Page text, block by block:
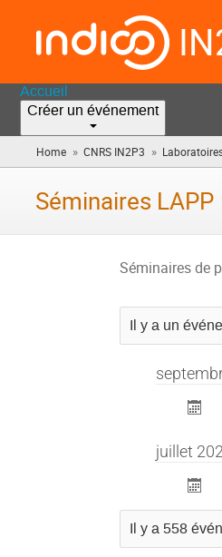
Accueil
Créer un événement
Home » CNRS IN2P3 »
Séminaires LAPP
Séminaires de
Il y a un
juillet
Il y a 558